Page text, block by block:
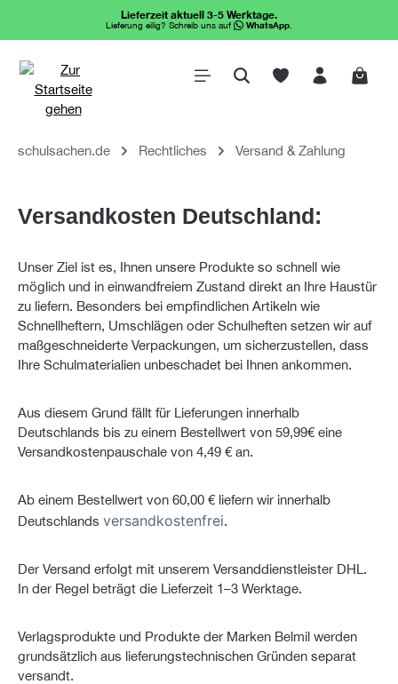
Lieferzeit aktuell 3-5 Werktage.
Lieferung eilig? Schreib uns auf WhatsApp.
schulsachen.de Rechtliches Versand & Zahlung
Versandkosten Deutschland:
Unser Ziel ist es, Ihnen unsere Produkte so schnell wie
möglich und in einwandfreiem Zustand direkt an Ihre Haustür
zu liefern. Besonders bei empfindlichen Artikeln wie
Schnellheftern, Umschlägen oder Schulheften setzen wir auf
maßgeschneiderte Verpackungen, um sicherzustellen, dass
Ihre Schulmaterialien unbeschadet bei Ihnen ankommen.
Aus diesem Grund fällt für Lieferungen innerhalb
Deutschlands bis zu einem Bestellwert von 59,99€ eine
Versandkostenpauschale von 4,49 € an.
Ab einem Bestellwert von 60,00 € liefern wir innerhalb
Deutschlands versandkostenfrei.
Der Versand erfolgt mit unserem Versanddienstleister DHL.
In der Regel beträgt die Lieferzeit 1–3 Werktage.
Verlagsprodukte und Produkte der Marken Belmil werden
grundsätzlich aus lieferungstechnischen Gründen separat
versandt.